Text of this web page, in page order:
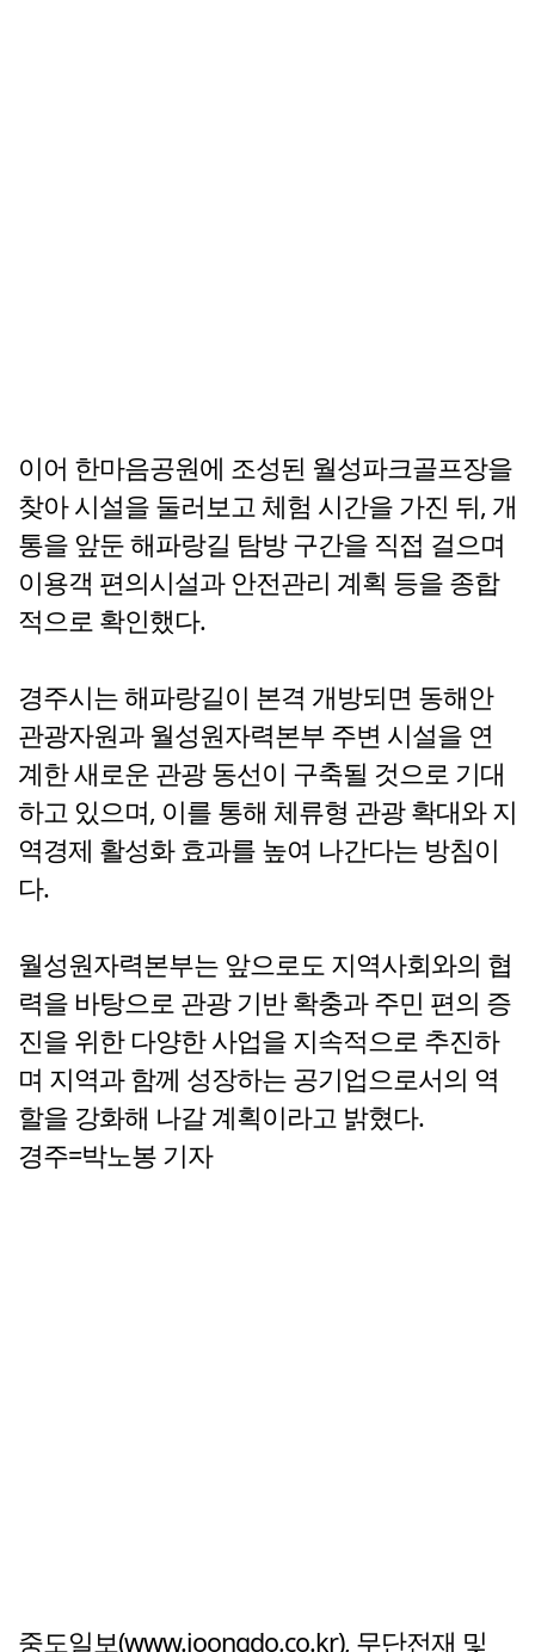
이어 한마음공원에 조성된 월성파크골프장을
찾아 시설을 둘러보고 체험 시간을 가진 뒤, 개
통을 앞둔 해파랑길 탐방 구간을 직접 걸으며
이용객 편의시설과 안전관리 계획 등을 종합
적으로 확인했다.
경주시는 해파랑길이 본격 개방되면 동해안
관광자원과 월성원자력본부 주변 시설을 연
계한 새로운 관광 동선이 구축될 것으로 기대
하고 있으며, 이를 통해 체류형 관광 확대와 지
역경제 활성화 효과를 높여 나간다는 방침이
다.
월성원자력본부는 앞으로도 지역사회와의 협
력을 바탕으로 관광 기반 확충과 주민 편의 증
진을 위한 다양한 사업을 지속적으로 추진하
며 지역과 함께 성장하는 공기업으로서의 역
할을 강화해 나갈 계획이라고 밝혔다.
경주=박노봉 기자
중도일보(www.joongdo.co.kr), 무단전재 및